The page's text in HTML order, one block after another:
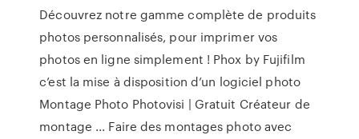
Découvrez notre gamme complète de produits
photos personnalisés, pour imprimer vos
photos en ligne simplement ! Phox by Fujifilm
c’est la mise à disposition d’un logiciel photo
Montage Photo Photovisi | Gratuit Créateur de
montage ... Faire des montages photo avec